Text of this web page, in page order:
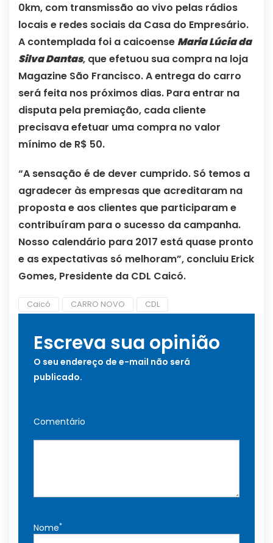
0km, com transmissão ao vivo pelas rádios
locais e redes sociais da Casa do Empresário.
A contemplada foi a caicoense Maria Lúcia da
Silva Dantas, que efetuou sua compra na loja
Magazine São Francisco. A entrega do carro
será feita nos próximos dias. Para entrar na
disputa pela premiação, cada cliente
precisava efetuar uma compra no valor
mínimo de R$ 50.
“A sensação é de dever cumprido. Só temos a
agradecer às empresas que acreditaram na
proposta e aos clientes que participaram e
contribuíram para o sucesso da campanha.
Nosso calendário para 2017 está quase pronto
e as expectativas só melhoram”, concluiu Erick
Gomes, Presidente da CDL Caicó.
Caicó CARRO NOVO CDL
Escreva sua opinião
O seu endereço de e-mail não será
publicado.
Comentário
Nome*